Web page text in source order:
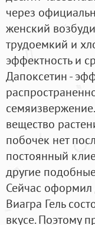
через
женский
трудоемкий и
эффектность и
Дапоксетин -
вещество
побочек нет
постоянный
другие
Сейчас оформил
Виагра Гель
вкусе. Поэтому